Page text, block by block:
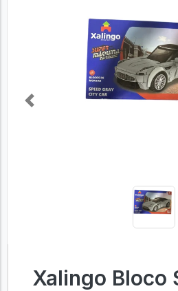
Previous
Xalingo Bloco